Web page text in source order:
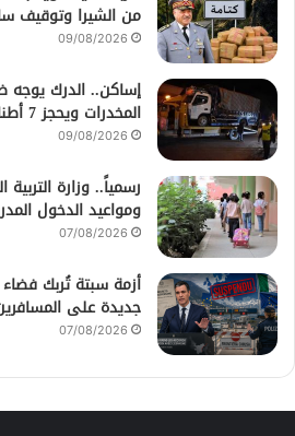
من الشيرا وتوقيف
09/08/2026
إساكن.. الدرك يوجه
المخدرات ويحجز 7 أطنان من الشيرا
09/08/2026
رسمياً.. وزارة
ومواعيد الدخول المدرسي
07/08/2026
أزمة سبتة تُربك
جديدة على
07/08/2026